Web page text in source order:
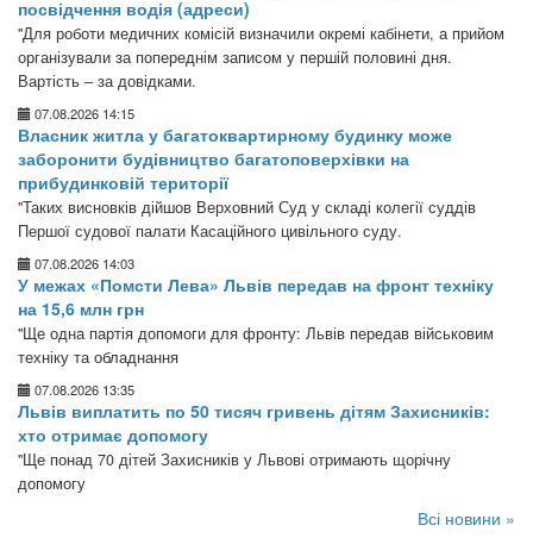
посвідчення водія (адреси)
"Для роботи медичних комісій визначили окремі кабінети, а прийом
організували за попереднім записом у першій половині дня.
Вартість – за довідками.
07.08.2026 14:15
Власник житла у багатоквартирному будинку може
заборонити будівництво багатоповерхівки на
прибудинковій території
"Таких висновків дійшов Верховний Суд у складі колегії суддів
Першої судової палати Касаційного цивільного суду.
07.08.2026 14:03
У межах «Помсти Лева» Львів передав на фронт техніку
на 15,6 млн грн
"Ще одна партія допомоги для фронту: Львів передав військовим
техніку та обладнання
07.08.2026 13:35
Львів виплатить по 50 тисяч гривень дітям Захисників:
хто отримає допомогу
"Ще понад 70 дітей Захисників у Львові отримають щорічну
допомогу
Всі новини »